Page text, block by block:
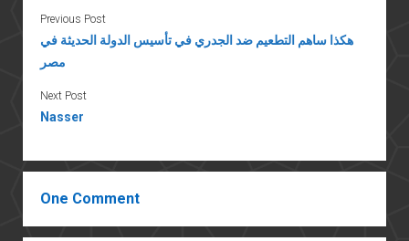
Previous Post
هكذا ساهم التطعيم ضد الجدري في تأسيس الدولة الحديثة في
مصر
Next Post
Nasser
One Comment